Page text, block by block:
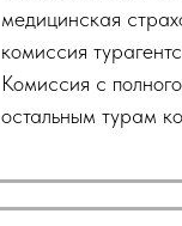
медицинская
комиссия
Комиссия с
остальным турам